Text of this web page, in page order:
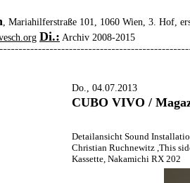
, Mariahilferstraße 101, 1060 Wien, 3. Hof,
Di.: Archiv 2008-2015
Do., 04.07.2013
CUBO VIVO /
Detailansicht Sound
Christian Ruchnewitz ,This
Kassette, Nakamichi RX 202